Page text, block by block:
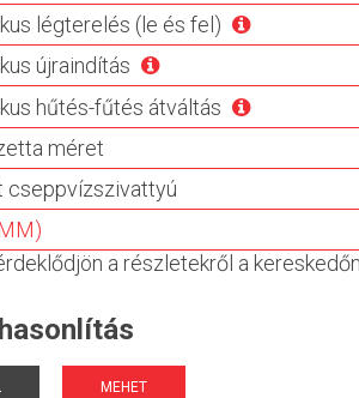
légterelés (le és fel)
újraindítás
hűtés-fűtés átváltás
méret
cseppvízszivattyú
a részletekről a
MEHET